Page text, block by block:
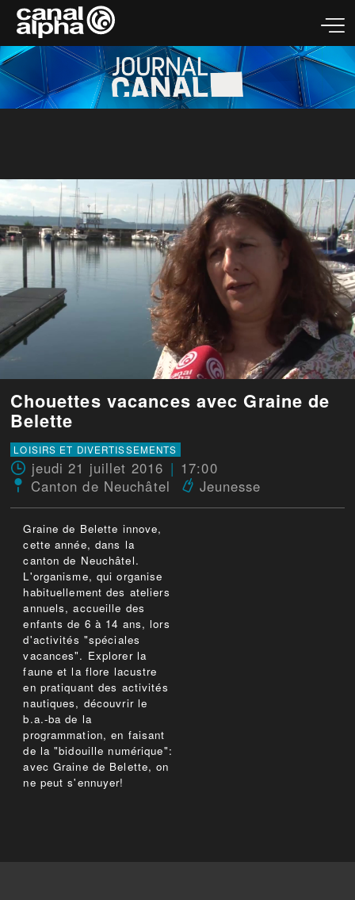
Chouettes vacances avec Graine de
Belette
LOISIRS ET DIVERTISSEMENTS
jeudi 21 juillet 2016
17:00
Canton de Neuchâtel
Jeunesse
Graine de Belette innove,
cette année, dans la
canton de Neuchâtel.
L'organisme, qui organise
habituellement des ateliers
annuels, accueille des
enfants de 6 à 14 ans, lors
d'activités "spéciales
vacances". Explorer la
faune et la flore lacustre
en pratiquant des activités
nautiques, découvrir le
b.a.-ba de la
programmation, en faisant
de la "bidouille numérique":
avec Graine de Belette, on
ne peut s'ennuyer!